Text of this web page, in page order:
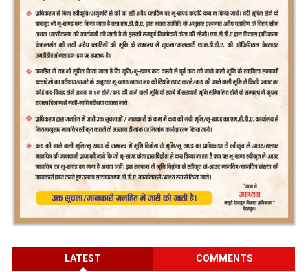
LATEST COMMENTS